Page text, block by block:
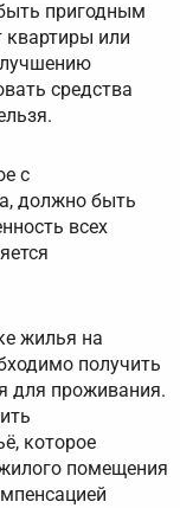
пригодным
квартиры или
средства
с
должно быть
всех
жилья на
получить
для проживания.
которое
помещения